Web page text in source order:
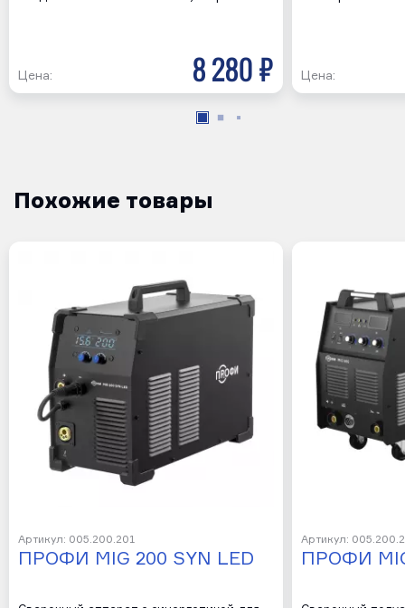
Цена: 8 280 р Цена:
Похожие товары
Артикул: 005.200.201
ПРОФИ MIG 200 SYN LED
Артикул:
ПРОФИ